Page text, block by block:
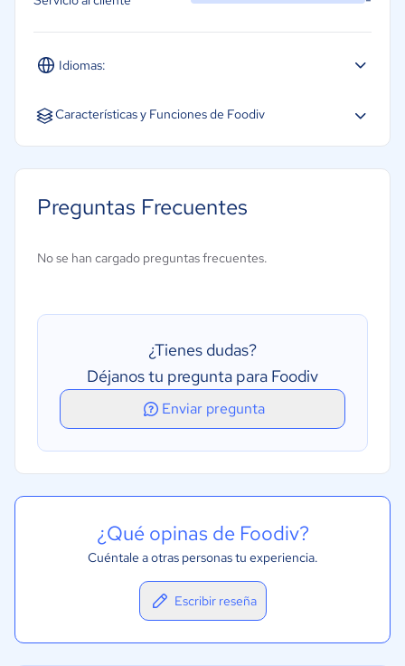
Idiomas:
Español Inglés Portugués
Características y Funciones de Foodiv
Pantallas táctiles
Reportes y análisis de datos
Gestión de compras
Preguntas Frecuentes
No se han cargado preguntas frecuentes.
¿Tienes dudas?
Déjanos tu pregunta para Foodiv
Enviar pregunta
¿Qué opinas de Foodiv?
Cuéntale a otras personas tu experiencia.
Escribir reseña